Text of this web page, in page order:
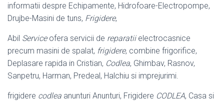
informatii despre Echipamente, Hidrofoare-Electropompe,
Drujbe-Masini de tuns, Frigidere,
Abil Serviceofera servicii de reparatiielectrocasnice
precum masini de spalat, frigidere, combine frigorifice,
Deplasare rapida in Cristian, Codlea, Ghimbav, Rasnov,
Sanpetru, Harman, Predeal, Halchiu si imprejurimi.
frigidere codlea anunturi Anunturi, Frigidere CODLEA, Casa si